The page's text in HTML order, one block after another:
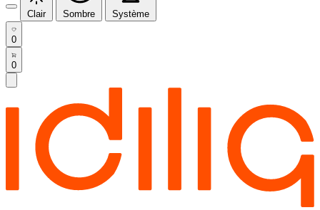
Clair Sombre Système
0
0